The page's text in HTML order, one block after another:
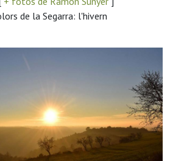
de la Segarra: l'hivern